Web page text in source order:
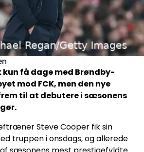
kun få dage med Brøndby-
mod FCK, men den nye
til at debutere i sæsonens
Steve Cooper fik sin
truppen i onsdags, og allerede